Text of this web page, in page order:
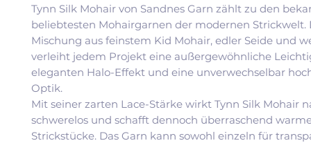
Tynn Silk Mohair von Sandnes Garn zählt zu den
beliebtesten Mohairgarnen der modernen Strickwelt.
Mischung aus feinstem Kid Mohair, edler Seide und
verleiht jedem Projekt eine außergewöhnliche
eleganten Halo-Effekt und eine unverwechselbar
Optik.
Mit seiner zarten Lace-Stärke wirkt Tynn Silk Mohair
schwerelos und schafft dennoch überraschend
Strickstücke. Das Garn kann sowohl einzeln für